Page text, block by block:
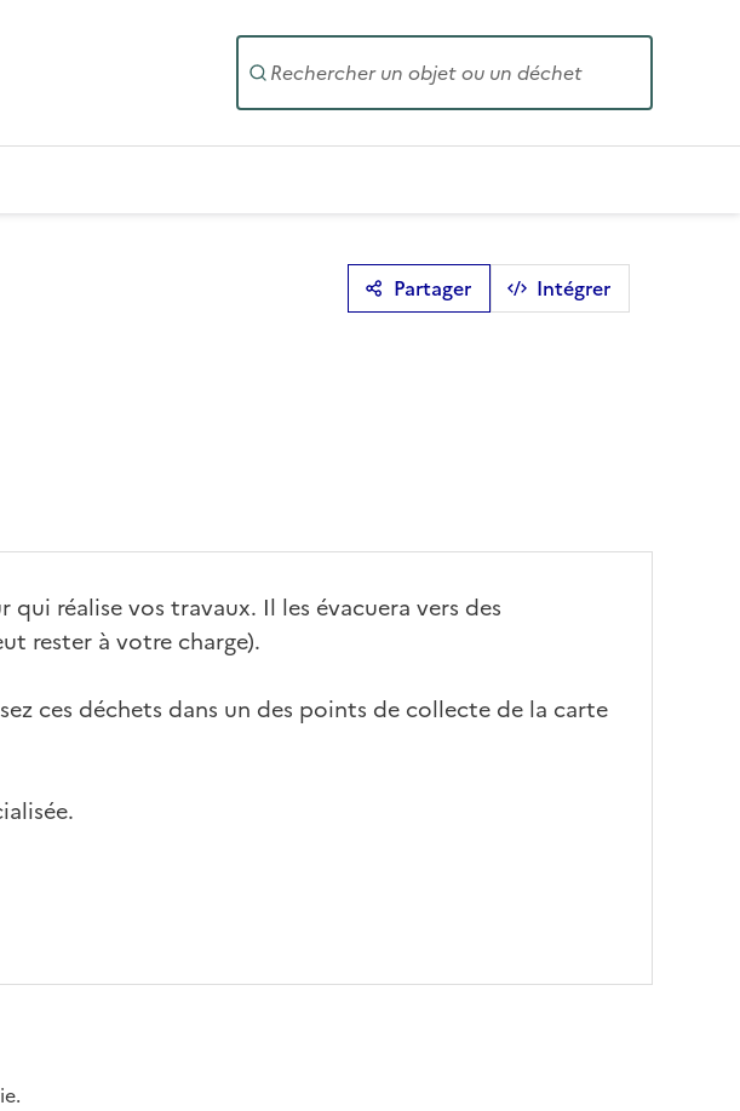
Entrez
Partager Intégrer
réalise vos travaux. Il les évacuera vers des
rester à votre charge).
ces déchets dans un des points de collecte de la carte